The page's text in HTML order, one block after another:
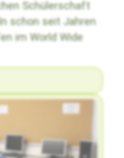
Schülerschaft
schon seit Jahren
im World Wide